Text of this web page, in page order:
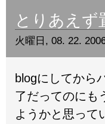
とりあえ
火曜日, 08. 22.
blogにしてから
了だってのにも
ようかと思って